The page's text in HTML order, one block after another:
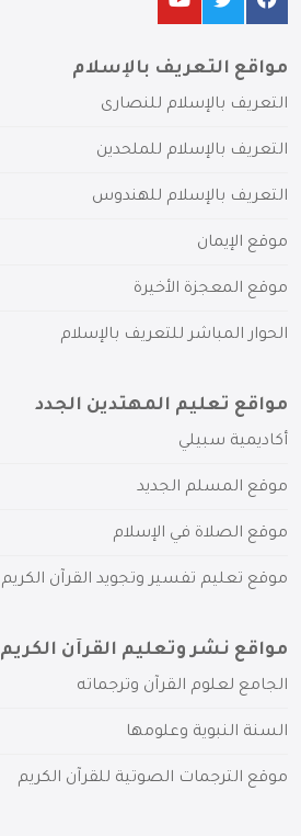
مواقع التعريف بالإسلام
التعريف بالإسلام للنصارى
التعريف بالإسلام للملحدين
التعريف بالإسلام للهندوس
موقع الإيمان
موقع المعجزة الأخيرة
الحوار المباشر للتعريف بالإسلام
مواقع تعليم المهتدين الجدد
أكاديمية سبيلي
موقع المسلم الجديد
موقع الصلاة في الإسلام
موقع تعليم تفسير وتجويد القرآن الكريم
مواقع نشر وتعليم القرآن الكريم
الجامع لعلوم القرآن وترجماته
السنة النبوية وعلومها
موقع الترجمات الصوتية للقرآن الكريم